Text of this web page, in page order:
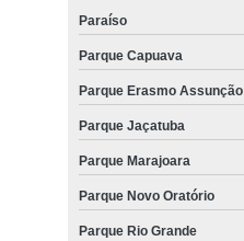
Paraíso
Parque Capuava
Parque Erasmo Assunção
Parque Jaçatuba
Parque Marajoara
Parque Novo Oratório
Parque Rio Grande